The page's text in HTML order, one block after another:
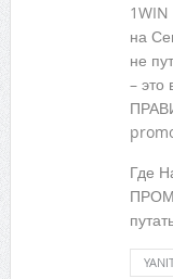
на
не
– это
Где